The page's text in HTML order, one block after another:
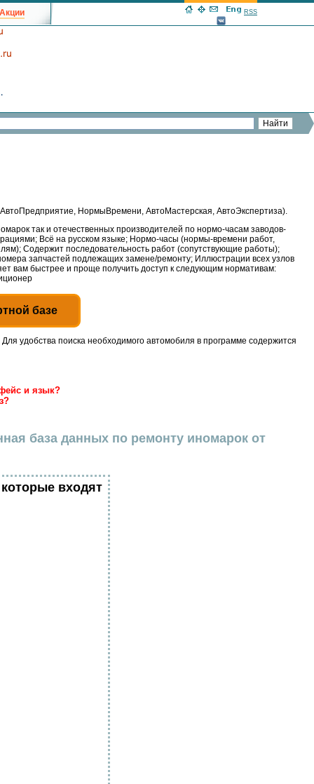
Акции RSS
НормыВремени, АвтоМастерская, АвтоЭкспертиза).
так и отечественных производителей по нормо-часам заводов-
Всё на русском языке; Нормо-часы (нормы-времени работ,
Содержит последовательность работ (сопутствующие работы);
запчастей подлежащих замене/ремонту; Иллюстрации всех узлов
вам быстрее и проще получить доступ к следующим нормативам:
базе
удобства поиска необходимого автомобиля в программе содержится
и язык?
база данных по ремонту иномарок от
входят